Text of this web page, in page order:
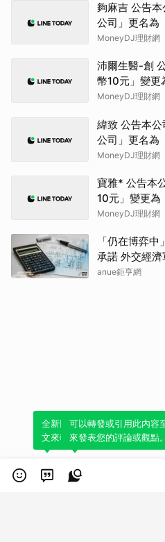
夠麻吉 公告
公司」更名為
司」，公告期
MoneyDJ理財網
沛爾生醫-創
幣10元」變更
間：115年08
MoneyDJ理財網
緯致 公告本
公司」更名為
公告期間：
MoneyDJ理財網
寶雅* 公告本
10元」變更為
年7月2日至
MoneyDJ理財網
「仍在博弈
承諾 外交經
anue鉅亨網
全新體驗！一鍵引用此內容，
文來輕鬆表達個人立場。
可以轉發或引用此內容
來發表您的評論或觀點。